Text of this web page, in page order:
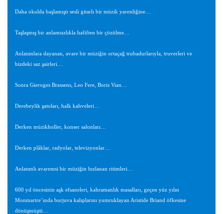
Daha okulda başlamıştı sesli gitarlı bir müzik yarenliğine…
Taşlaşmış bir anlamsızlıkla hafiften bir çözülme…
Anlatımlara dayanan, avare bir müziğin ortaçağ trubadurlarıyla, truverleri ve
bizdeki saz şairleri…
Sonra Gieroges Brassens, Leo Fere, Boris Vian…
Derebeylik şatoları, halk kahveleri…
Derken müzikholler, konser salonları…
Derken plâklar, radyolar, televizyonlar…
Anlatımlı avaremsi bir müziğin hızlanan ritimleri…
600 yıl öncesinin aşk efsaneleri, kahramanlık masalları, geçen yüz yılın
Monmartre’ında burjuva kalıplarını yumruklayan Aristide Briand öfkesine
dönüşmüştü…